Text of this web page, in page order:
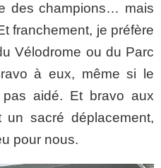
des champions… mais
franchement, je préfère
Vélodrome ou du Parc
à eux, même si le
aidé. Et bravo aux
sacré déplacement,
pour nous.